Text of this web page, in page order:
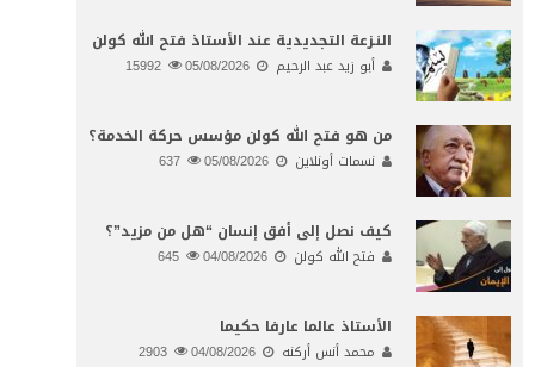
النـزعة التجديدية عند الأستاذ فتح الله كولن
أبو زيد عبد الرحيم 05/08/2026
من هو فتح الله كولن مؤسس حركة الخدمة؟
نسمات أونلاين 05/08/2026
كيف نصل إلى أفق إنسان “هل من مزيد”؟
فتح الله كولن 04/08/2026
الأستاذ عالما عارفا حكيما
محمد أنس أركنه 04/08/2026